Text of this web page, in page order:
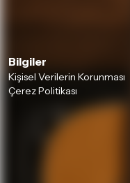
Bilgiler
Kişisel Verilerin Korunması
Çerez Politikası